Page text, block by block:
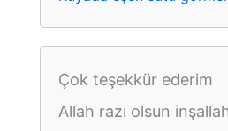
Çok teşekkür ederim
Allah razı olsun